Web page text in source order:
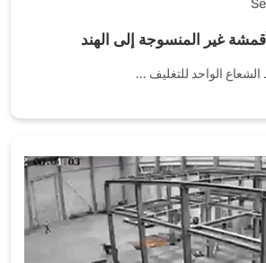
غير المنسوجة إلى الهند
الواحد للتغليف ...